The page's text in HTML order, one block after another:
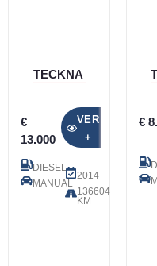
TECKNA
€
13.000
VER
+
DIESEL
MANUAL
2014
136604
KM
€